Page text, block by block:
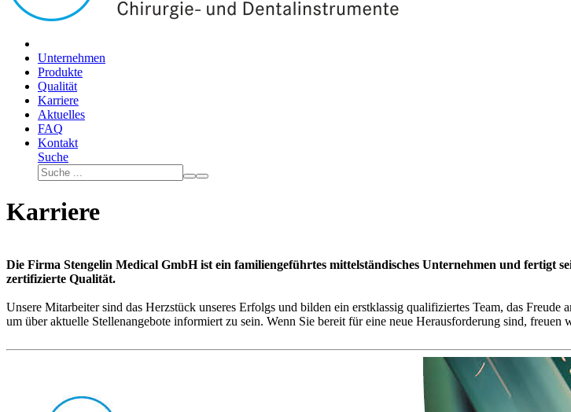
Unternehmen
Produkte
Qualität
Karriere
Aktuelles
FAQ
Kontakt
Suche
Karriere
Die Firma Stengelin Medical GmbH ist ein familiengeführtes mittelständisches Unternehmen und fertigt
zertifizierte Qualität.
Unsere Mitarbeiter sind das Herzstück unseres Erfolgs und bilden ein erstklassig qualifiziertes Team, das
um über aktuelle Stellenangebote informiert zu sein. Wenn Sie bereit für eine neue Herausforderung sind, freuen